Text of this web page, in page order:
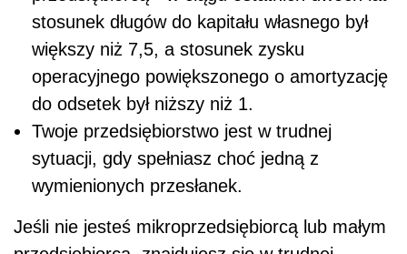
stosunek długów do kapitału własnego był
większy niż 7,5, a stosunek zysku
operacyjnego powiększonego o amortyzację
do odsetek był niższy niż 1.
Twoje przedsiębiorstwo jest w trudnej
sytuacji, gdy spełniasz choć jedną z
wymienionych przesłanek.
Jeśli nie jesteś mikroprzedsiębiorcą lub małym